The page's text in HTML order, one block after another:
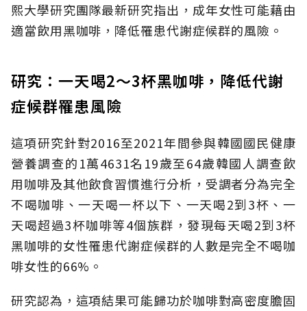
熙大學研究團隊最新研究指出，成年女性可能藉由
適當飲用黑咖啡，降低罹患代謝症候群的風險。
研究：一天喝2～3杯黑咖啡，降低代謝
症候群罹患風險
這項研究針對2016至2021年間參與韓國國民健康
營養調查的1萬4631名19歲至64歲韓國人調查飲
用咖啡及其他飲食習慣進行分析，受調者分為完全
不喝咖啡、一天喝一杯以下、一天喝2到3杯、一
天喝超過3杯咖啡等4個族群，發現每天喝2到3杯
黑咖啡的女性罹患代謝症候群的人數是完全不喝咖
啡女性的66%。
研究認為，這項結果可能歸功於咖啡對高密度膽固